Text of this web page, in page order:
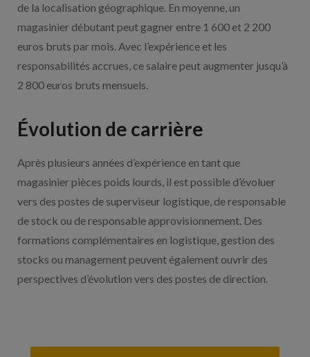
de la localisation géographique. En moyenne, un
magasinier débutant peut gagner entre 1 600 et 2 200
euros bruts par mois. Avec l’expérience et les
responsabilités accrues, ce salaire peut augmenter jusqu’à
2 800 euros bruts mensuels.
Évolution de carrière
Après plusieurs années d’expérience en tant que
magasinier pièces poids lourds, il est possible d’évoluer
vers des postes de superviseur logistique, de responsable
de stock ou de responsable approvisionnement. Des
formations complémentaires en logistique, gestion des
stocks ou management peuvent également ouvrir des
perspectives d’évolution vers des postes de direction.